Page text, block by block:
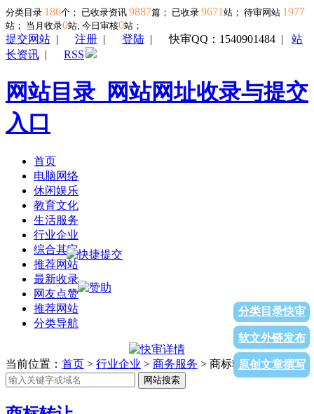
分类目录 186个； 已收录资讯 9887篇； 已收录 9671 站； 待审网站 1977
站； 当月收录0站; 今日审核0站；
提交网站 | 注册 | 登陆 |快审QQ：1540901484 | 站
长资讯 | RSS
网站目录_网站网址收录与提交
入口
首页
电脑网络
休闲娱乐
教育文化
生活服务
行业企业
综合其它
推荐网站
最新收录
网友点赞
推荐网站
分类导航
分类目录快审
软文外链发布
原创文章撰写
当前位置： 首页 > 行业企业 > 商务服务 > 商标转让
网站搜索